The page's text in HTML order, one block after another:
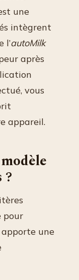
une
intègrent
l’autoMilk
après
vous
appareil.
?
pour
apporte une